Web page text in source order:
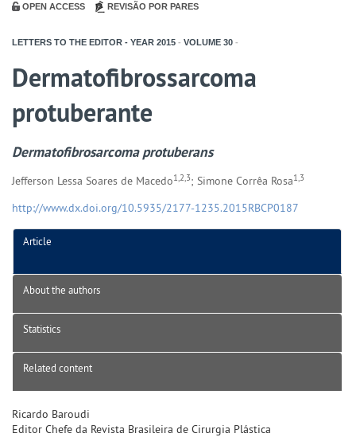
OPEN ACCESS REVISÃO POR PARES
LETTERS TO THE EDITOR - YEAR 2015 - VOLUME 30 -
Dermatofibrossarcoma
protuberante
Dermatofibrosarcoma protuberans
Jefferson Lessa Soares de Macedo1,2,3; Simone Corrêa Rosa1,3
http://www.dx.doi.org/10.5935/2177-1235.2015RBCP0187
Article
About the authors
Statistics
Related content
Ricardo Baroudi
Editor Chefe da Revista Brasileira de Cirurgia Plástica